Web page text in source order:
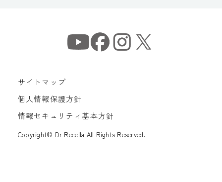
サイトマップ
個人情報保護方針
情報セキュリティ基本方針
Copyright© Dr Recella All Rights Reserved.